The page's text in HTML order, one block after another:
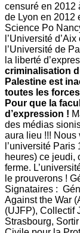
censuré en 2012
de Lyon en 2012
Science Po
l’Université
l’Université de
la liberté
criminalisation
Palestine est
toutes les
Pour que la
d’expression !
des médias
aura lieu !!! Nous
l’université
heures) ce jeudi,
ferme.
le prouverons !
Signataires :
Against the War
(UJFP), Collectif
Strasbourg,